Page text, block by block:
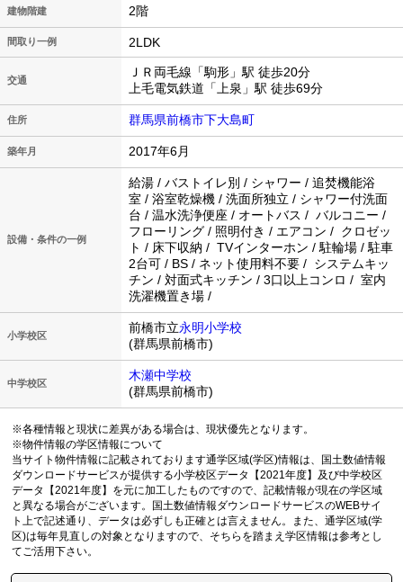
建物階建 2階
間取り一例 2LDK
交通
ＪＲ両毛線「駒形」駅 徒歩20分
上毛電気鉄道「上泉」駅 徒歩69分
住所 群馬県前橋市下大島町
築年月 2017年6月
設備・条件の一例
給湯 / バストイレ別 / シャワー / 追焚機能浴
室 / 浴室乾燥機 / 洗面所独立 / シャワー付洗面
台 / 温水洗浄便座 / オートバス / バルコニー /
フローリング / 照明付き / エアコン / クロゼッ
ト / 床下収納 / TVインターホン / 駐輪場 / 駐車
2台可 / BS / ネット使用料不要 / システムキッ
チン / 対面式キッチン / 3口以上コンロ / 室内
洗濯機置き場 /
小学校区
前橋市立永明小学校
(群馬県前橋市)
中学校区
木瀬中学校
(群馬県前橋市)
※各種情報と現状に差異がある場合は、現状優先となります。
※物件情報の学区情報について
当サイト物件情報に記載されております通学区域(学区)情報は、国土数値情報
ダウンロードサービスが提供する小学校区データ【2021年度】及び中学校区
データ【2021年度】を元に加工したものですので、記載情報が現在の学区域
と異なる場合がございます。国土数値情報ダウンロードサービスのWEBサイ
ト上で記述通り、データは必ずしも正確とは言えません。また、通学区域(学
区)は毎年見直しの対象となりますので、そちらを踏まえ学区情報は参考とし
てご活用下さい。